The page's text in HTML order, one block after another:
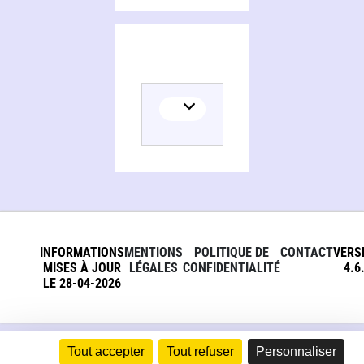
Tout accepter Tout refuser Personnaliser
INFORMATIONS
MISES À JOUR
LE 28-04-2026
MENTIONS
LÉGALES
POLITIQUE DE
CONFIDENTIALITÉ
CONTACT